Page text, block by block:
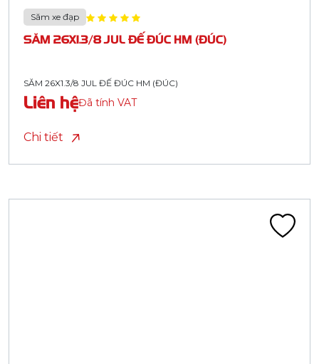
Săm xe đạp
SĂM 26X1.3/8 JUL ĐẾ ĐÚC HM (ĐÚC)
SĂM 26X1.3/8 JUL ĐẾ ĐÚC HM (ĐÚC)
Liên hệĐã tính VAT
Chi tiết